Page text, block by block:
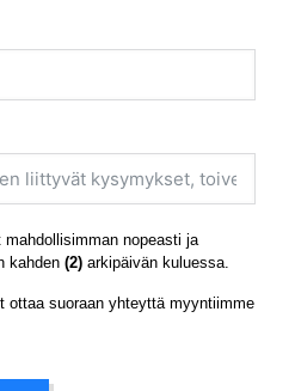
nopeasti ja
kahden (2) arkipäivän kuluessa.
ottaa suoraan yhteyttä myyntiimme